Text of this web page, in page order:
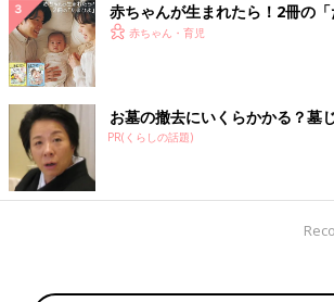
赤ちゃんが生まれたら！2冊の「
赤ちゃん・育児
お墓の撤去にいくらかかる？墓
PR(くらしの話題)